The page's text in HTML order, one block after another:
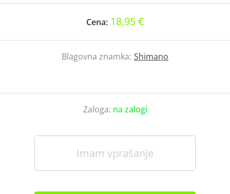
Cena: 18,95 €
Blagovna znamka: Shimano
Zaloga: na zalogi
Imam vprašanje